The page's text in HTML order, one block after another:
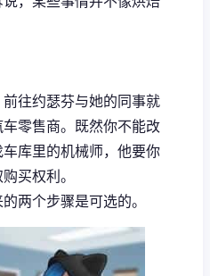
往约瑟芬与她的同事就
零售商。既然你不能改
库里的机械师，他要你
买权利。
两个步骤是可选的。